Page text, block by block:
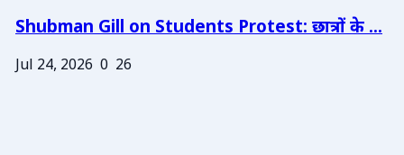
Shubman Gill on Students Protest: छात्रों के ...
Jul 24, 2026 0 26